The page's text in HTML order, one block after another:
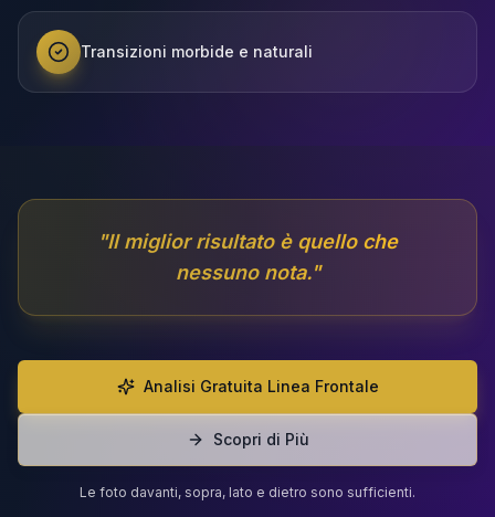
Transizioni morbide e naturali
"Il miglior risultato è quello che
nessuno nota."
Analisi Gratuita Linea Frontale
Scopri di Più
Le foto davanti, sopra, lato e dietro sono sufficienti.